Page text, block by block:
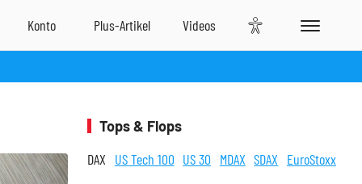
Tops & Flops
DAX US Tech 100 US 30 MDAX SDAX EuroStoxx